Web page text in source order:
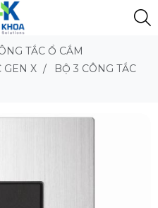
TẮC Ổ CẮM
GEN X /
BỘ 3 CÔNG TẮC